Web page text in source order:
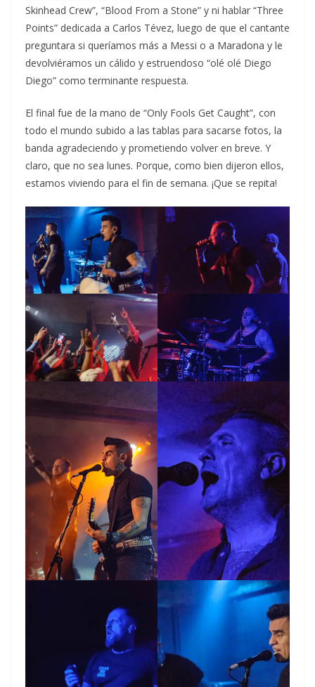
Skinhead Crew”, “Blood From a Stone” y ni hablar “Three
Points” dedicada a Carlos Tévez, luego de que el cantante
preguntara si queríamos más a Messi o a Maradona y le
devolviéramos un cálido y estruendoso “olé olé Diego
Diego” como terminante respuesta.
El final fue de la mano de “Only Fools Get Caught”, con
todo el mundo subido a las tablas para sacarse fotos, la
banda agradeciendo y prometiendo volver en breve. Y
claro, que no sea lunes. Porque, como bien dijeron ellos,
estamos viviendo para el fin de semana. ¡Que se repita!